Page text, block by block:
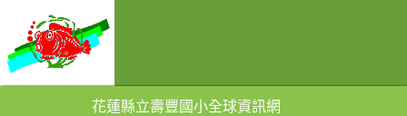
花蓮縣立壽豐國小全球資訊網